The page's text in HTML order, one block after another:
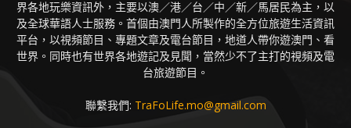
界各地玩樂資訊外，主要以澳／港／台／中／新／馬居民為主，以
及全球華語人士服務。首個由澳門人所製作的全方位旅遊生活資訊
平台，以視頻節目、專題文章及電台節目，地道人帶你遊澳門、看
世界。同時也有世界各地遊記及見聞，當然少不了主打的視頻及電
台旅遊節目。
聯繫我們: TraFoLife.mo@gmail.com